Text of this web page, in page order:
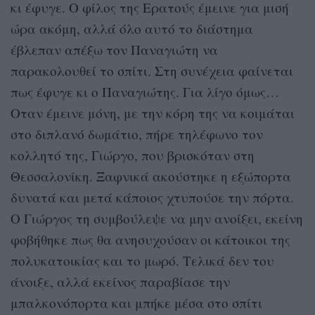
κι έφυγε. Ο φίλος της Ερατούς έμεινε για μισή
ώρα ακόμη, αλλά όλο αυτό το διάστημα
έβλεπαν απέξω τον Παναγιώτη να
παρακολουθεί το σπίτι. Στη συνέχεια φαίνεται
πως έφυγε κι ο Παναγιώτης. Για λίγο όμως…
Οταν έμεινε μόνη, με την κόρη της να κοιμάται
στο διπλανό δωμάτιο, πήρε τηλέφωνο τον
κολλητό της, Γιώργο, που βρισκόταν στη
Θεσσαλονίκη. Ξαφνικά ακούστηκε η εξώπορτα
δυνατά και μετά κάποιος χτυπούσε την πόρτα.
Ο Γιώργος τη συμβούλεψε να μην ανοίξει, εκείνη
φοβήθηκε πως θα ανησυχούσαν οι κάτοικοι της
πολυκατοικίας και το μωρό. Τελικά δεν του
άνοιξε, αλλά εκείνος παραβίασε την
μπαλκονόπορτα και μπήκε μέσα στο σπίτι